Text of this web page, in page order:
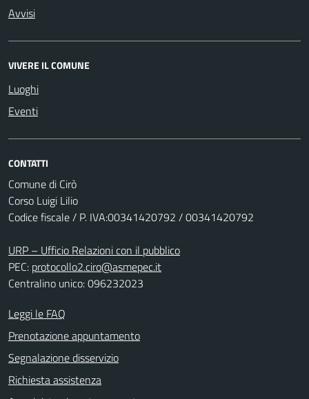
Avvisi
VIVERE IL COMUNE
Luoghi
Eventi
CONTATTI
Comune di Cirò
Corso Luigi Lilio
Codice fiscale / P. IVA:00341420792 / 00341420792
URP – Ufficio Relazioni con il pubblico
PEC: protocollo2.ciro@asmepec.it
Centralino unico: 096232023
Leggi le FAQ
Prenotazione appuntamento
Segnalazione disservizio
Richiesta assistenza